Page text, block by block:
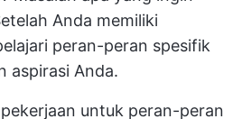
Anda memiliki
peran-peran spesifik
aspirasi Anda.
untuk peran-peran